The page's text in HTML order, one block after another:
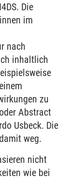
Die
im
nach
inhaltlich
zu
Abstract
Usbeck. Die
weg.
nicht
wie bei